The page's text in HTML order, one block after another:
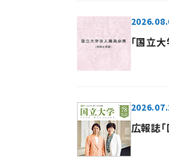
「国立
広報誌